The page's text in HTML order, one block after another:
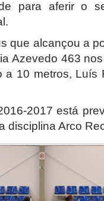
para aferir o
que alcançou a
Azevedo 463
a 10 metros, Luís
2017 está
disciplina Arco